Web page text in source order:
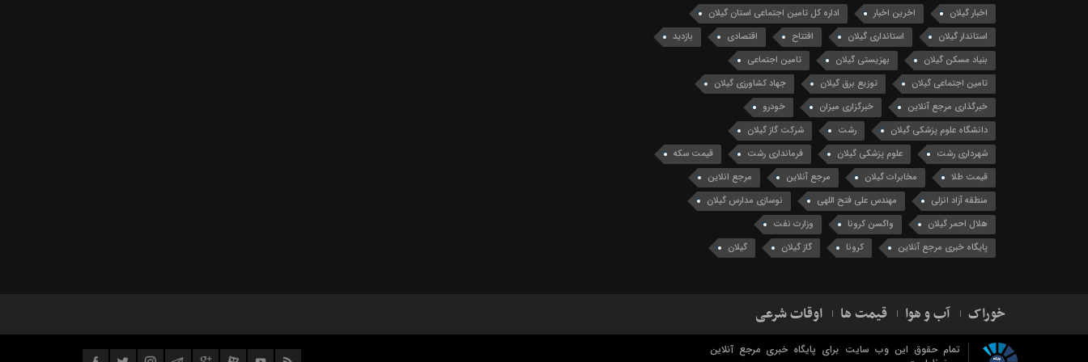
اخبار گیلان اخرین اخبار
اداره کل تامین اجتماعی استان گیلان
استاندار گیلان
استانداری گیلان افتتاح اقتصادی
بازدید
بنیاد مسکن گیلان
بهزیستی گیلان
تامین اجتماعی
تامین اجتماعی گیلان
توزیع برق گیلان
جهاد کشاورزی گیلان
خبرگذاری مرجع آنلاین
خبرگزاری میزان
خودرو
دانشگاه علوم پزشکی گیلان
رشت
شرکت گاز گیلان
شهرداری رشت
علوم پزشکی گیلان فرمانداری رشت
قیمت سکه
قیمت طلا
مخابرات گیلان مرجع آنلاین
مرجع انلاین
منطقه آزاد انزلی
مهندس علی فتح اللهی
نوسازی مدارس گیلان
هلال احمر گیلان
واکسن کرونا
وزارت نفت
پایگاه خبری مرجع آنلاین
کرونا گاز گیلان گیلان
خوراک آب و هوا قیمت ها اوقات شرعی
تمام حقوق این وب سایت برای پایگاه خبری مرجع آنلاین